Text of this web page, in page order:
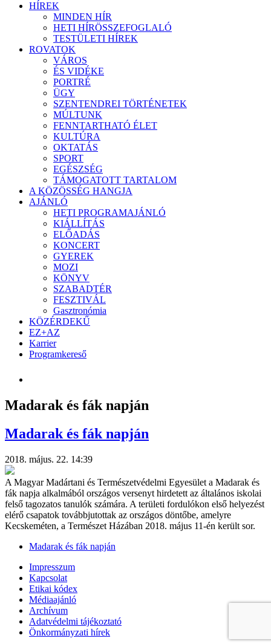
HÍREK
MINDEN HÍR
HETI HÍRÖSSZEFOGLALÓ
TESTÜLETI HÍREK
ROVATOK
VÁROS
ÉS VIDÉKE
PORTRÉ
ÜGY
SZENTENDREI TÖRTÉNETEK
MÚLTUNK
FENNTARTHATÓ ÉLET
KULTÚRA
OKTATÁS
SPORT
EGÉSZSÉG
TÁMOGATOTT TARTALOM
A KÖZÖSSÉG HANGJA
AJÁNLÓ
HETI PROGRAMAJÁNLÓ
KIÁLLÍTÁS
ELŐADÁS
KONCERT
GYEREK
MOZI
KÖNYV
SZABADTÉR
FESZTIVÁL
Gasztronómia
KÖZÉRDEKŰ
EZ+AZ
Karrier
Programkereső
Madarak és fák napján
Madarak és fák napján
2018. május. 22. 14:39
A Magyar Madártani és Természetvédelmi Egyesület a Madarak és
fák napja alkalmából országos versenyt hirdetett az általános iskolai
felső tagozatos tanulók számára. A területi fordulókon első helyezést
elérő csapatok továbbjutottak az országos döntőbe, amelyre
Kecskeméten, a Természet Házában 2018. május 11-én került sor.
Madarak és fák napján
Impresszum
Kapcsolat
Etikai kódex
Médiaajánló
Archívum
Adatvédelmi tájékoztató
Önkormányzati hírek